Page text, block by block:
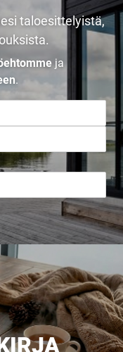
taloesittelyistä,
ja
.